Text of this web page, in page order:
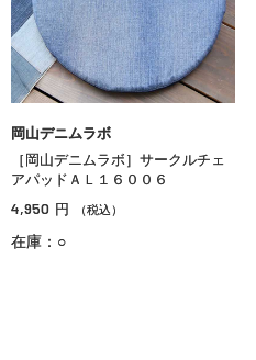
岡山デニムラボ
［岡山デニムラボ］サークルチェ
アパッドＡＬ１６００６
4,950 円 （税込）
在庫：○